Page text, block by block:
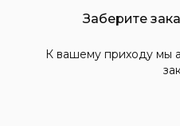
Заберите
К вашему приходу мы